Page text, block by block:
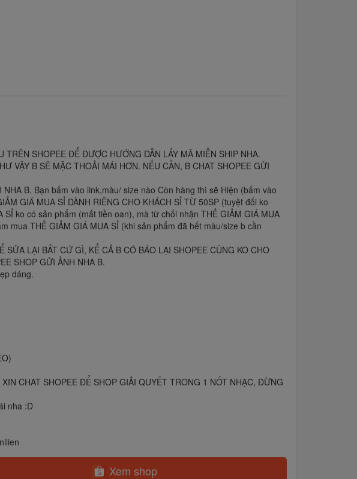
SHOPEE ĐỂ ĐƯỢC HƯỚNG DẪN LẤY MÃ MIỄN SHIP NHA.
VẬY B SẼ MẶC THOẢI MÁI HƠN. NẾU CẦN, B CHAT SHOPEE GỬI
B. Bạn bấm vào link,màu/ size nào Còn hàng thì sẽ Hiện (bấm vào
GIÁ MUA SỈ DÀNH RIÊNG CHO KHÁCH SỈ TỪ 50SP (tuyệt đối ko
ko có sản phẩm (mất tiền oan), mà từ chối nhận THẺ GIẢM GIÁ MUA
mua THẺ GIẢM GIÁ MUA SỈ (khi sản phẩm đã hết màu/size b cần
LẠI BẤT CỨ GÌ, KỂ CẢ B CÓ BÁO LẠI SHOPEE CŨNG KO CHO
SHOP GỬI ẢNH NHA B.
dáng.
CHAT SHOPEE ĐỂ SHOP GIẢI QUYẾT TRONG 1 NỐT NHẠC, ĐỪNG
nha :D
Xem shop